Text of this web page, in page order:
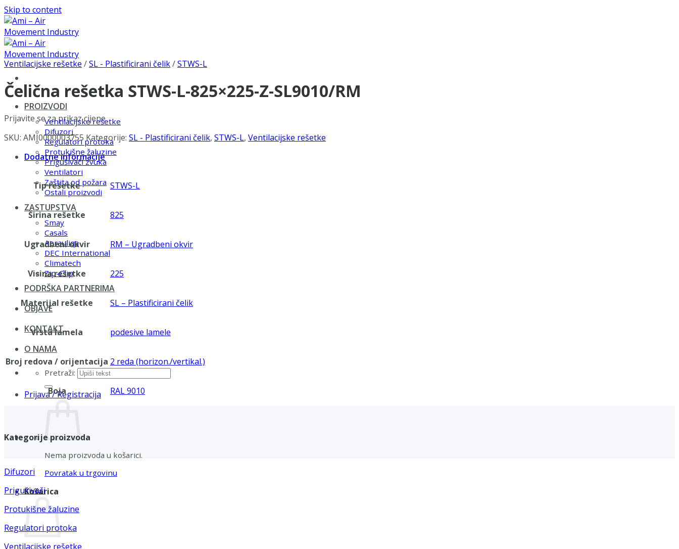
Skip to content
PROIZVODI
Ventilacijske rešetke
Difuzori
Regulatori protoka
Protukišne žaluzine
Prigušivači zvuka
Ventilatori
Zaštita od požara
Ostali proizvodi
ZASTUPSTVA
Smay
Casals
Aerauliqa
DEC International
Climatech
Zip-Clip
PODRŠKA PARTNERIMA
OBJAVE
KONTAKT
O NAMA
Pretraži:
Prijava / Registracija
Nema proizvoda u košarici.
Povratak u trgovinu
Košarica
Ventilacijske rešetke /SL - Plastificirani čelik/STWS-L
Čelična rešetka STWS-L-825×225-Z-SL9010/RM
Prijavite se za prikaz cijene
SKU: AMI0000003755 Kategorije: SL - Plastificirani čelik, STWS-L, Ventilacijske rešetke
Dodatne informacije
Tip rešetke STWS-L
Širina rešetke 825
Ugradbeni okvir RM – Ugradbeni okvir
Visina rešetke 225
Materijal rešetke SL – Plastificirani čelik
Vrsta lamela podesive lamele
Broj redova / orijentacija 2 reda (horizon./vertikal.)
Boja RAL 9010
Kategorije proizvoda
Difuzori
Prigušivači
Protukišne žaluzine
Regulatori protoka
Ventilacijske rešetke